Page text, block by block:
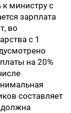
к министру с
зарплата
во
с 1
на 20%
составляет
должна